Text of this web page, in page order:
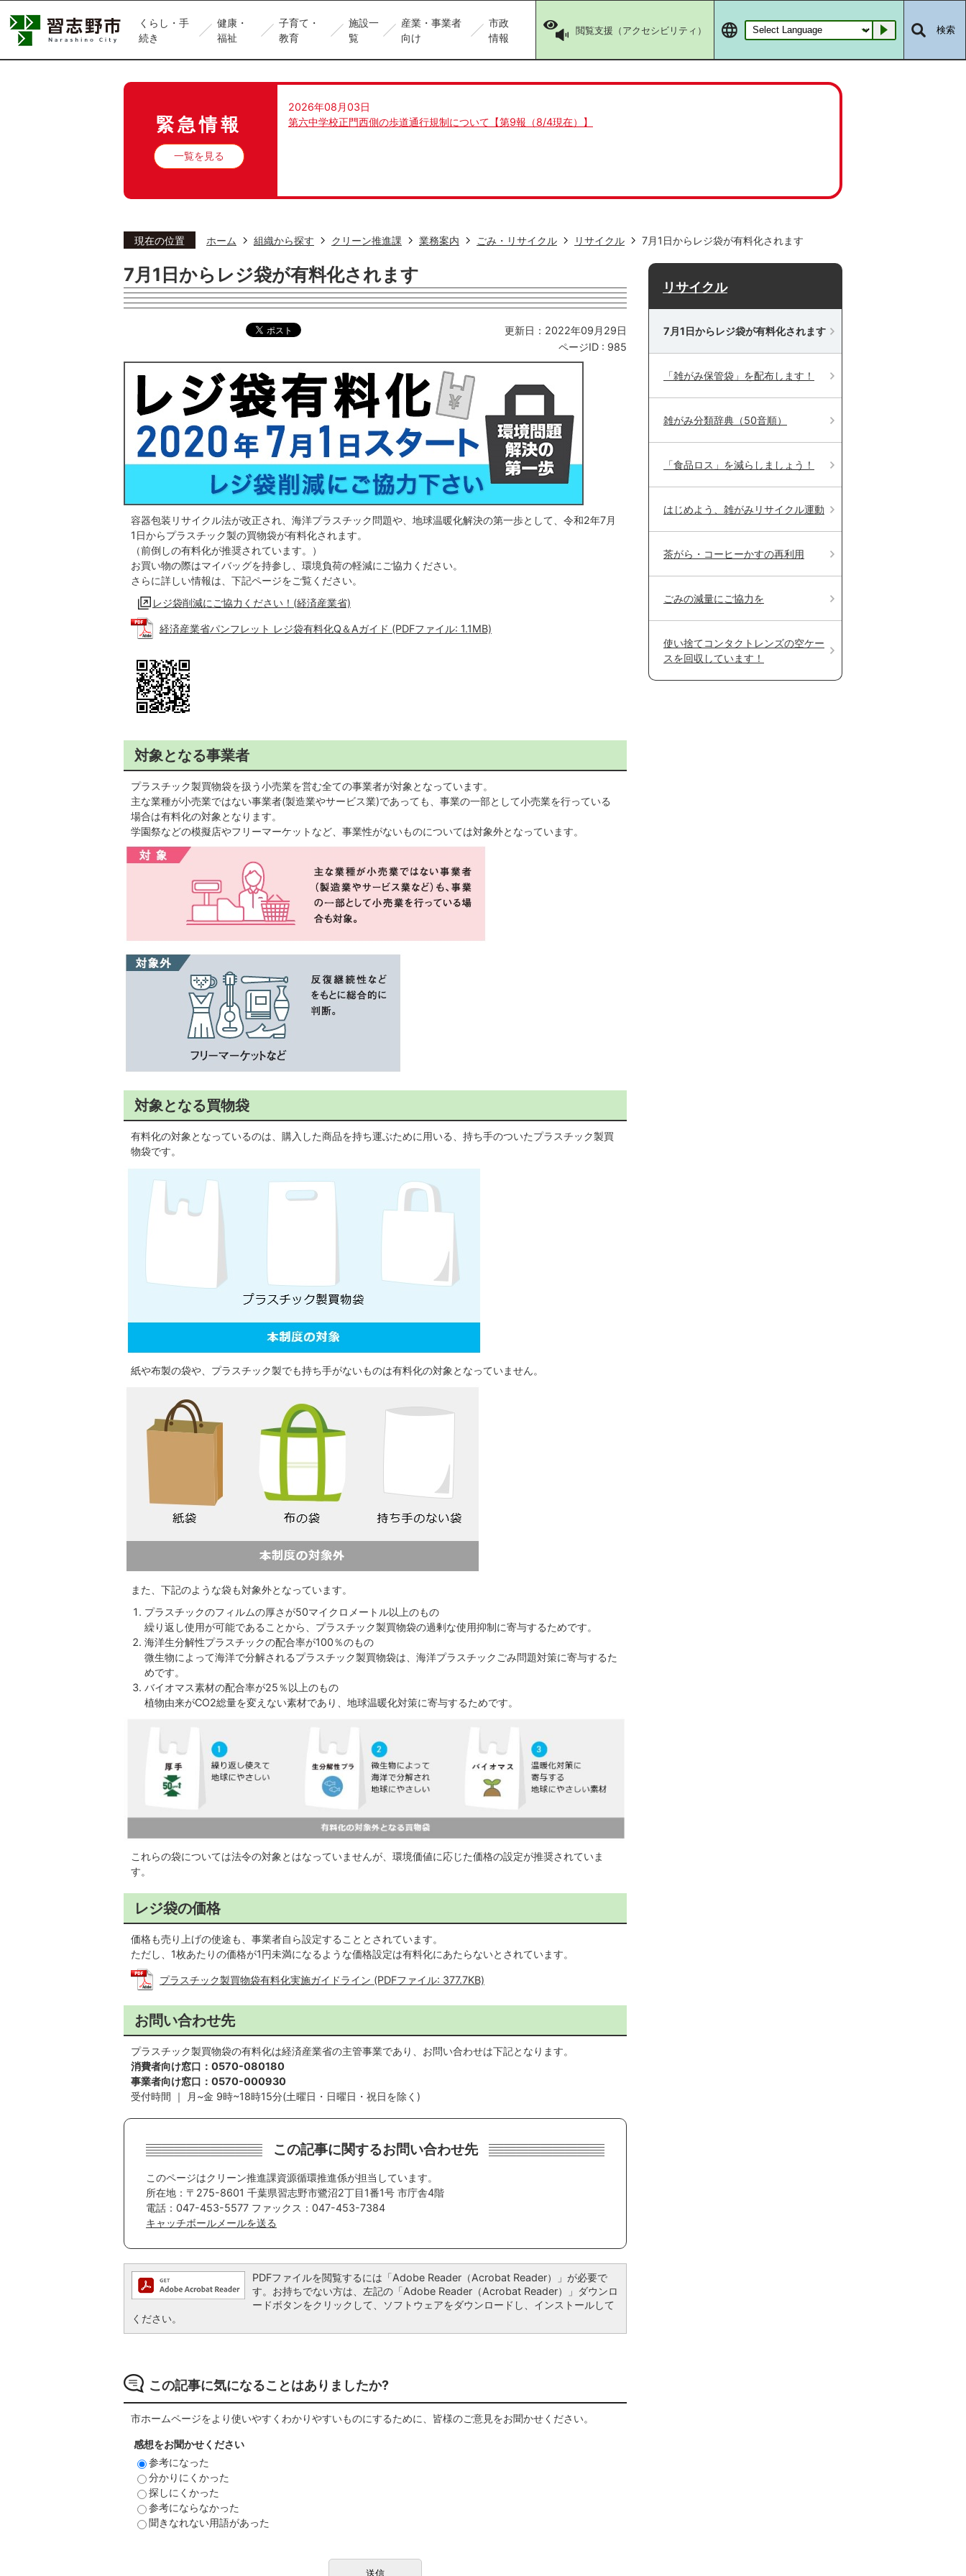
くらし・手
続き
健康・
福祉
子育て・
教育
施設一
覧
産業・事業者
向け
市政
情報
閲覧支援（アクセシビリティ） Go 検索
緊急情報
一覧を見る
2026年08月03日
第六中学校正門西側の歩道通行規制について【第9報（8/4現在）】
現在の位置 ホーム 組織から探す クリーン推進課 業務案内 ごみ・リサイクル リサイクル 7月1日からレジ袋が有料化されます
7月1日からレジ袋が有料化されます
更新日：2022年09月29日
ページID : 985
容器包装リサイクル法が改正され、海洋プラスチック問題や、地球温暖化解決の第一歩として、令和2年7月
1日からプラスチック製の買物袋が有料化されます。
（前倒しの有料化が推奨されています。）
お買い物の際はマイバッグを持参し、環境負荷の軽減にご協力ください。
さらに詳しい情報は、下記ページをご覧ください。
レジ袋削減にご協力ください！(経済産業省)
経済産業省パンフレット レジ袋有料化Q＆Aガイド (PDFファイル: 1.1MB)
対象となる事業者
プラスチック製買物袋を扱う小売業を営む全ての事業者が対象となっています。
主な業種が小売業ではない事業者(製造業やサービス業)であっても、事業の一部として小売業を行っている
場合は有料化の対象となります。
学園祭などの模擬店やフリーマーケットなど、事業性がないものについては対象外となっています。
対象となる買物袋
有料化の対象となっているのは、購入した商品を持ち運ぶために用いる、持ち手のついたプラスチック製買
物袋です。
紙や布製の袋や、プラスチック製でも持ち手がないものは有料化の対象となっていません。
また、下記のような袋も対象外となっています。
プラスチックのフィルムの厚さが50マイクロメートル以上のもの
繰り返し使用が可能であることから、プラスチック製買物袋の過剰な使用抑制に寄与するためです。
海洋生分解性プラスチックの配合率が100％のもの
微生物によって海洋で分解されるプラスチック製買物袋は、海洋プラスチックごみ問題対策に寄与するた
めです。
バイオマス素材の配合率が25％以上のもの
植物由来がCO2総量を変えない素材であり、地球温暖化対策に寄与するためです。
これらの袋については法令の対象とはなっていませんが、環境価値に応じた価格の設定が推奨されていま
す。
レジ袋の価格
価格も売り上げの使途も、事業者自ら設定することとされています。
ただし、1枚あたりの価格が1円未満になるような価格設定は有料化にあたらないとされています。
プラスチック製買物袋有料化実施ガイドライン (PDFファイル: 377.7KB)
お問い合わせ先
プラスチック製買物袋の有料化は経済産業省の主管事業であり、お問い合わせは下記となります。
消費者向け窓口：0570-080180
事業者向け窓口：0570-000930
受付時間 ｜ 月~金 9時~18時15分(土曜日・日曜日・祝日を除く)
この記事に関するお問い合わせ先
このページはクリーン推進課資源循環推進係が担当しています。
所在地：〒275-8601 千葉県習志野市鷺沼2丁目1番1号 市庁舎4階
電話：047-453-5577 ファックス：047-453-7384
キャッチボールメールを送る
PDFファイルを閲覧するには「Adobe Reader（Acrobat Reader）」が必要で
す。お持ちでない方は、左記の「Adobe Reader（Acrobat Reader）」ダウンロ
ードボタンをクリックして、ソフトウェアをダウンロードし、インストールして
ください。
この記事に気になることはありましたか?
市ホームページをより使いやすくわかりやすいものにするために、皆様のご意見をお聞かせください。
感想をお聞かせください
参考になった
分かりにくかった
探しにくかった
参考にならなかった
聞きなれない用語があった
リサイクル
7月1日からレジ袋が有料化されます
「雑がみ保管袋」を配布します！
雑がみ分類辞典（50音順）
「食品ロス」を減らしましょう！
はじめよう、雑がみリサイクル運動
茶がら・コーヒーかすの再利用
ごみの減量にご協力を
使い捨てコンタクトレンズの空ケー
スを回収しています！